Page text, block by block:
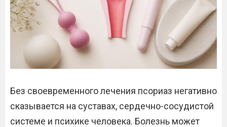
Без своевременного лечения псориаз негативно
сказывается на суставах, сердечно-сосудистой
системе и психике человека. Болезнь может